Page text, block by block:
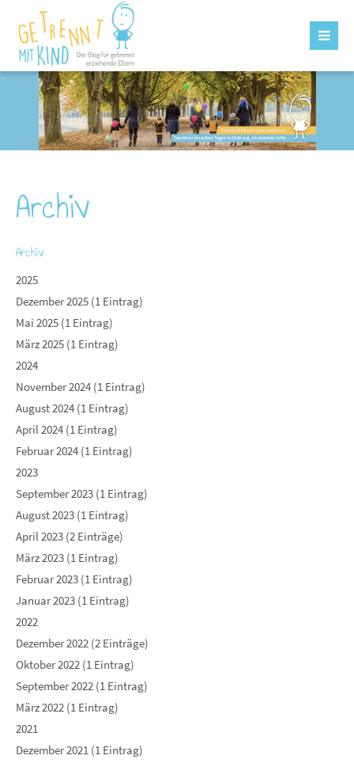
Archiv
Archiv
2025
Dezember 2025 (1 Eintrag)
Mai 2025 (1 Eintrag)
März 2025 (1 Eintrag)
2024
November 2024 (1 Eintrag)
August 2024 (1 Eintrag)
April 2024 (1 Eintrag)
Februar 2024 (1 Eintrag)
2023
September 2023 (1 Eintrag)
August 2023 (1 Eintrag)
April 2023 (2 Einträge)
März 2023 (1 Eintrag)
Februar 2023 (1 Eintrag)
Januar 2023 (1 Eintrag)
2022
Dezember 2022 (2 Einträge)
Oktober 2022 (1 Eintrag)
September 2022 (1 Eintrag)
März 2022 (1 Eintrag)
2021
Dezember 2021 (1 Eintrag)